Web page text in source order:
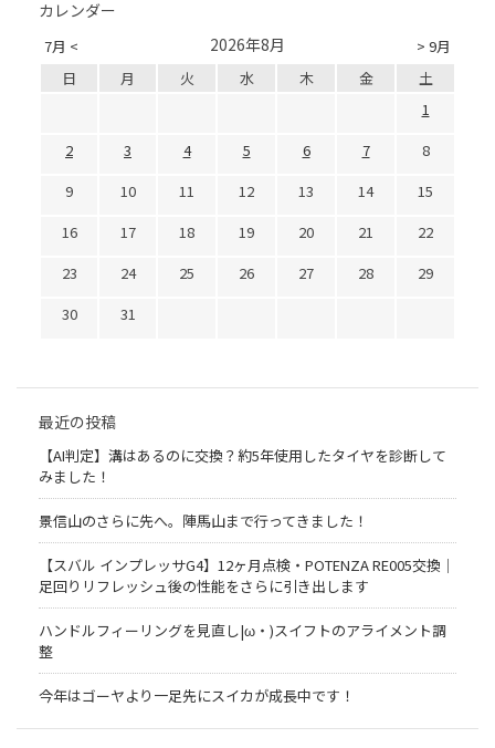
カレンダー
7月 < > 9月
2026年8月
日 月 火 水 木 金
土
1
2
3 4 5 6 7
8
9
10 11 12 13 14
15
16
17 18 19 20 21
22
23
24 25 26 27 28
29
30
31
最近の投稿
【AI判定】溝はあるのに交換？約5年使用したタイヤを診断して
みました！
景信山のさらに先へ。陣馬山まで行ってきました！
【スバル インプレッサG4】12ヶ月点検・POTENZA RE005交換｜
足回りリフレッシュ後の性能をさらに引き出します
ハンドルフィーリングを見直し|ω・)スイフトのアライメント調
整
今年はゴーヤより一足先にスイカが成長中です！